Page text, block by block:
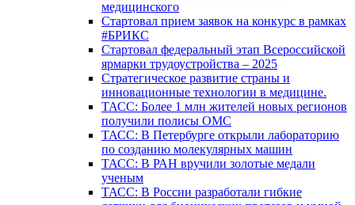
медицинского
Стартовал прием заявок на конкурс в рамках
#БРИКС
Стартовал федеральный этап Всероссийской
ярмарки трудоустройства – 2025
Стратегическое развитие страны и
инновационные технологии в медицине.
ТАСС: Более 1 млн жителей новых регионов
получили полисы ОМС
ТАСС: В Петербурге открыли лабораторию
по созданию молекулярных машин
ТАСС: В РАН вручили золотые медали
ученым
ТАСС: В России разработали гибкие